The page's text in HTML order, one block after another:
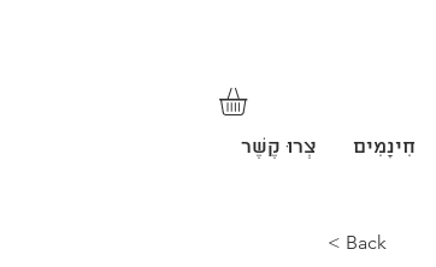
חִינָמִים צְרוּ קֶשֶׁר
< Back